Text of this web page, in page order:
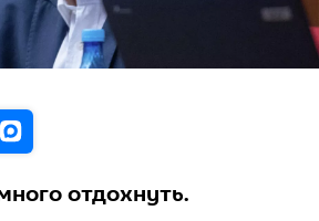
отдохнуть.